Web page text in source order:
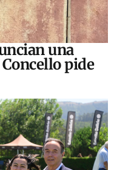
una
Concello pide